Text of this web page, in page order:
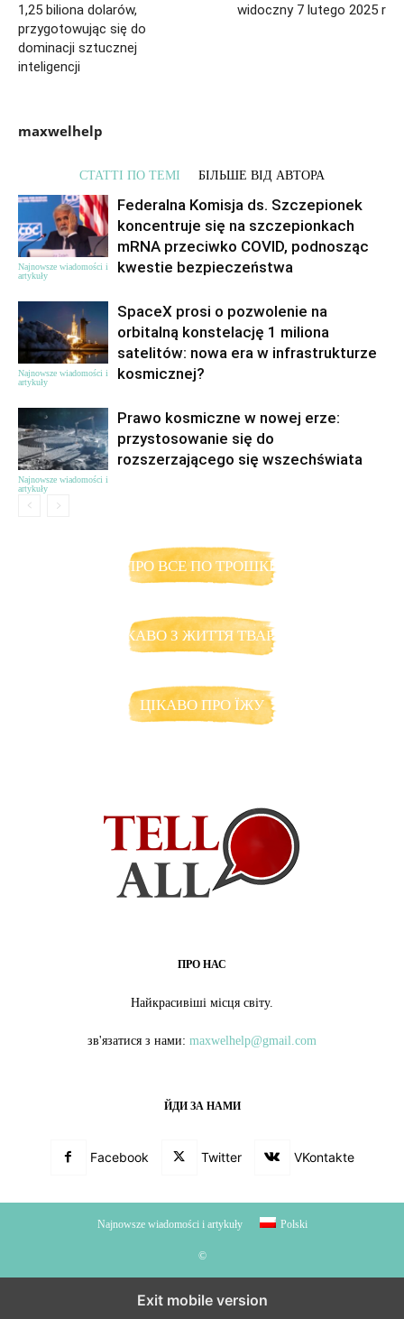
1,25 biliona dolarów,
przygotowując się do
dominacji sztucznej
inteligencji
widoczny 7 lutego 2025 r
maxwelhelp
СТАТТІ ПО ТЕМІ БІЛЬШЕ ВІД АВТОРА
Najnowsze wiadomości i
artykuły
Federalna Komisja ds. Szczepionek
koncentruje się na szczepionkach
mRNA przeciwko COVID, podnosząc
kwestie bezpieczeństwa
Najnowsze wiadomości i
artykuły
SpaceX prosi o pozwolenie na
orbitalną konstelację 1 miliona
satelitów: nowa era w infrastrukturze
kosmicznej?
Najnowsze wiadomości i
artykuły
Prawo kosmiczne w nowej erze:
przystosowanie się do
rozszerzającego się wszechświata
ПРО ВСЕ ПО ТРОШКИ
ЦІКАВО З ЖИТТЯ ТВАРИН
ЦІКАВО ПРО ЇЖУ
ПРО НАС
Найкрасивіші місця світу.
зв'язатися з нами: maxwelhelp@gmail.com
ЙДИ ЗА НАМИ
Facebook Twitter VKontakte
Najnowsze wiadomości i artykuły Polski
©
Exit mobile version